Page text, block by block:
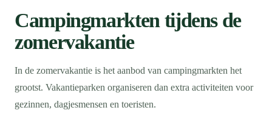
Campingmarkten tijdens de
zomervakantie
In de zomervakantie is het aanbod van campingmarkten het
grootst. Vakantieparken organiseren dan extra activiteiten voor
gezinnen, dagjesmensen en toeristen.